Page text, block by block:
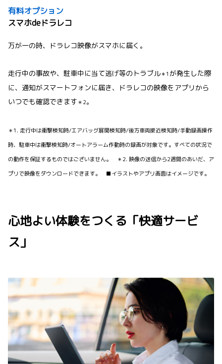
有料オプション
スマホdeドラレコ
万が一の時、ドラレコ映像がスマホに届く。
走行中の事故や、駐車中に当て逃げ等のトラブル＊1 が発生した際
に、通知がスマートフォンに届き、ドラレコの映像をアプリから
いつでも確認できます＊2。
＊1. 走行中は衝撃検知時/エアバッグ展開検知時/後方車両接近検知時/手動録画操作
時、駐車中は衝撃検知時/オートアラーム作動時の録画が対象です。すべての状況で
の動作を保証するものではございません。 ＊2. 映像の送信から2週間のあいだ、ア
プリで映像をダウンロードできます。 ■イラストやアプリ画面はイメージです。
心地よい体験をつくる「快適サービ
ス」